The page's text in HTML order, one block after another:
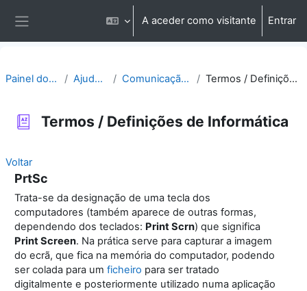
A aceder como visitante Entrar
Painel do utilizador Ajuda | Apoio Comunicação | Questões Termos / Definições de Informática
Termos / Definições de Informática
Voltar
PrtSc
Trata-se da designação de uma tecla dos
computadores (também aparece de outras formas,
dependendo dos teclados: Print Scrn) que significa
Print Screen. Na prática serve para capturar a imagem
do ecrã, que fica na memória do computador, podendo
ser colada para um ficheiro para ser tratado
digitalmente e posteriormente utilizado numa aplicação